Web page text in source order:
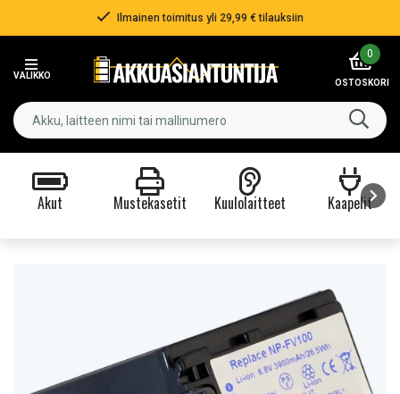
Ilmainen toimitus yli 29,99 € tilauksiin
VALIKKO
0
OSTOSKORI
Akut Mustekasetit Kuulolaitteet Kaapelit